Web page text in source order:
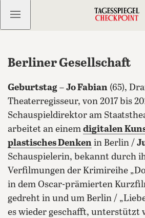
Kostenlos anmelden
Berliner Gesellschaft
Geburtstag – Jo Fabian (65),
Theaterregisseur, von 2017 bis
Schauspieldirektor am
arbeitet an einem digitalen
plastisches Denken in Berlin /
Schauspielerin, bekannt durch
Verfilmungen der Krimireihe
in dem Oscar-prämierten
gedreht in und um Berlin /
es wieder geschafft, unterstützt